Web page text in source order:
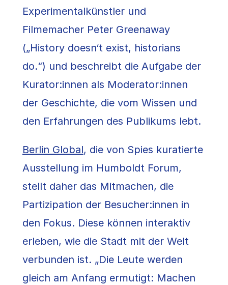
Experimentalkünstler und
Filmemacher Peter Greenaway
(„History doesn‘t exist, historians
do.“) und beschreibt die Aufgabe der
Kurator:innen als Moderator:innen
der Geschichte, die vom Wissen und
den Erfahrungen des Publikums lebt.
Berlin Global, die von Spies kuratierte
Ausstellung im Humboldt Forum,
stellt daher das Mitmachen, die
Partizipation der Besucher:innen in
den Fokus. Diese können interaktiv
erleben, wie die Stadt mit der Welt
verbunden ist. „Die Leute werden
gleich am Anfang ermutigt: Machen